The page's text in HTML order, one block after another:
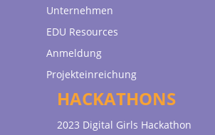
Unternehmen
EDU Resources
Anmeldung
Projekteinreichung
HACKATHONS
2023 Digital Girls Hackathon